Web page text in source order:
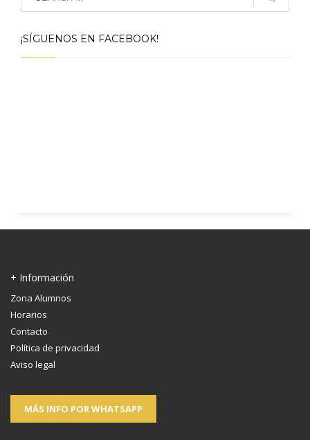
¡SÍGUENOS EN FACEBOOK!
+ Información
Zona Alumnos
Horarios
Contacto
Política de privacidad
Aviso legal
MÁS INFO POR WHATSAPP